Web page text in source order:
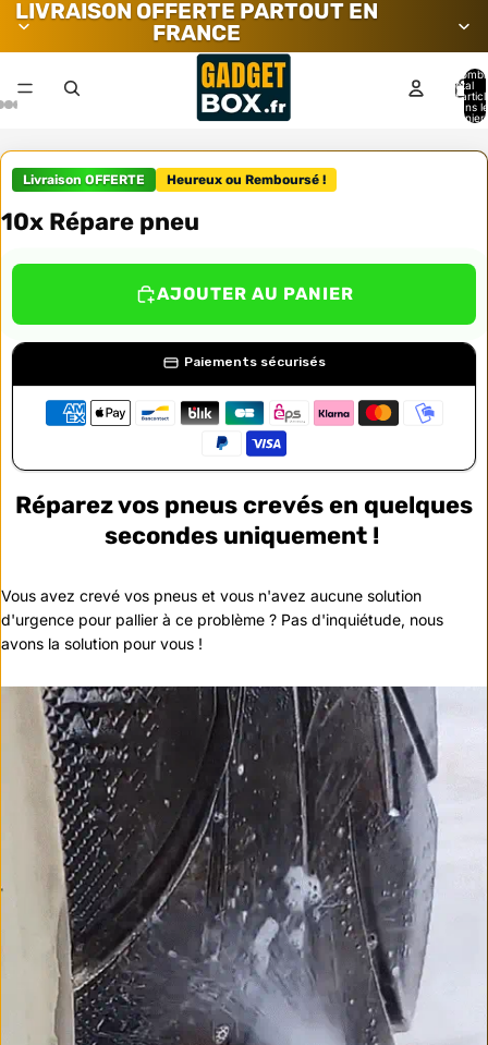
LIVRAISON OFFERTE PARTOUT EN
FRANCE
total
dans le
Livraison OFFERTE Heureux ou Remboursé !
10x Répare pneu
AJOUTER AU PANIER
Paiements sécurisés
Réparez vos pneus crevés en quelques
secondes uniquement !
Vous avez crevé vos pneus et vous n'avez aucune solution
d'urgence pour pallier à ce problème ? Pas d'inquiétude, nous
avons la solution pour vous !